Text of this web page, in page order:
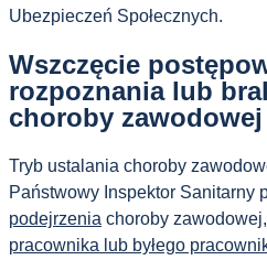
Ubezpieczeń Społecznych.
Wszczęcie
rozpoznania lub
choroby zawodowej
Tryb ustalania choroby
Państwowy Inspektor Sanitarny
podejrzenia choroby
pracownika lub byłego